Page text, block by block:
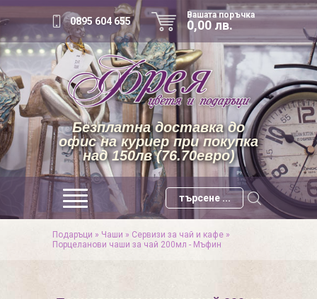
0895 604 655
Вашата поръчка
0,00 лв.
Безплатна доставка до
офис на куриер при покупка
над 150лв (76.70евро)
Подаръци » Чаши » Сервизи за чай и кафе »
Порцеланови чаши за чай 200мл - Мъфин